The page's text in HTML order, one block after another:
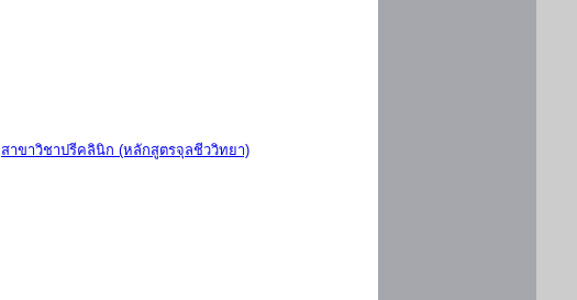
สาขาวิชาปรีคลินิก (หลักสูตรจุลชีววิทยา)